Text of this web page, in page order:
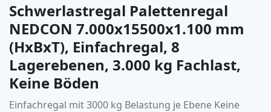
Zum
Anfang
der
Bildergalerie
springen
Schwerlastregal Palettenregal
NEDCON 7.000x15500x1.100 mm
(HxBxT), Einfachregal, 8
Lagerebenen, 3.000 kg Fachlast,
Keine Böden
Einfachregal mit 3000 kg Belastung je Ebene Keine